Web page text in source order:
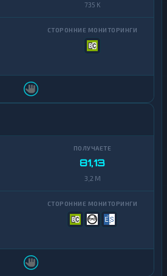
735 K
81,13
3,2 M